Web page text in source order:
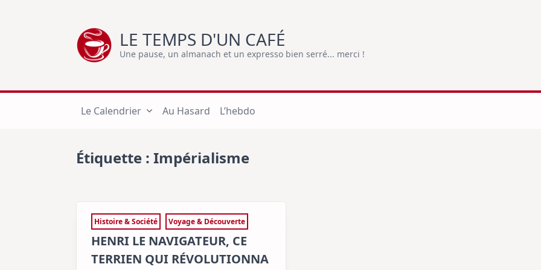
LE TEMPS D'UN CAFÉ
Une pause, un almanach et un expresso bien serré... merci !
Le Calendrier Au Hasard L’hebdo
Étiquette : Impérialisme
Histoire & Société Voyage & Découverte
HENRI LE NAVIGATEUR, CE
TERRIEN QUI RÉVOLUTIONNA